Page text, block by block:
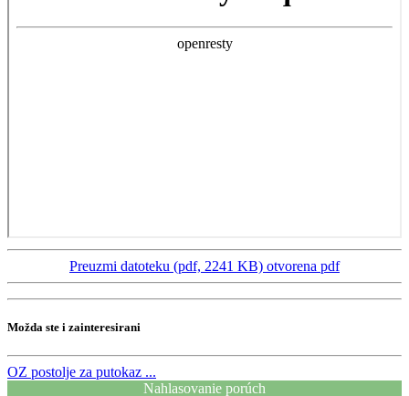
Preuzmi datoteku (pdf, 2241 KB) otvorena pdf
Možda ste i zainteresirani
OZ postolje za putokaz ...
Nahlasovanie porúch